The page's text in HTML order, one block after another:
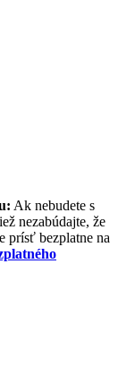
Ak nebudete s
nezabúdajte, že
prísť bezplatne na